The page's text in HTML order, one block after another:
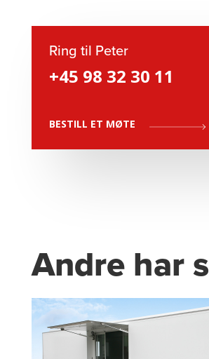
Ring til Peter
+45 98 32 30 11
BESTILL ET MØTE
Andre har